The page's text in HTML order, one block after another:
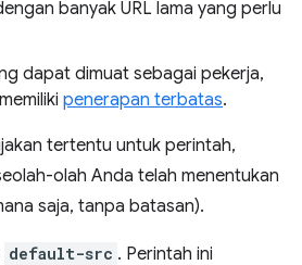
banyak URL lama yang perlu
dapat dimuat sebagai pekerja,
penerapan terbatas.
tertentu untuk perintah,
olah Anda telah menentukan
saja, tanpa batasan).
default-src . Perintah ini